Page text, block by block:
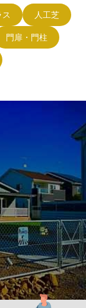
人工芝
門扉・門柱